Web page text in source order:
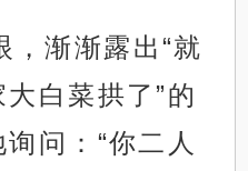
，渐渐露出“就
白菜拱了”的
问：“你二人